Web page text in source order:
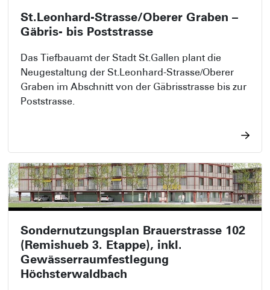
St.Leonhard-Strasse/Oberer Graben –
Gäbris- bis Poststrasse
Das Tiefbauamt der Stadt St.Gallen plant die
Neugestaltung der St.Leonhard-Strasse/Oberer
Graben im Abschnitt von der Gäbrisstrasse bis zur
Poststrasse.
Sondernutzungsplan Brauerstrasse 102
(Remishueb 3. Etappe), inkl.
Gewässerraumfestlegung
Höchsterwaldbach